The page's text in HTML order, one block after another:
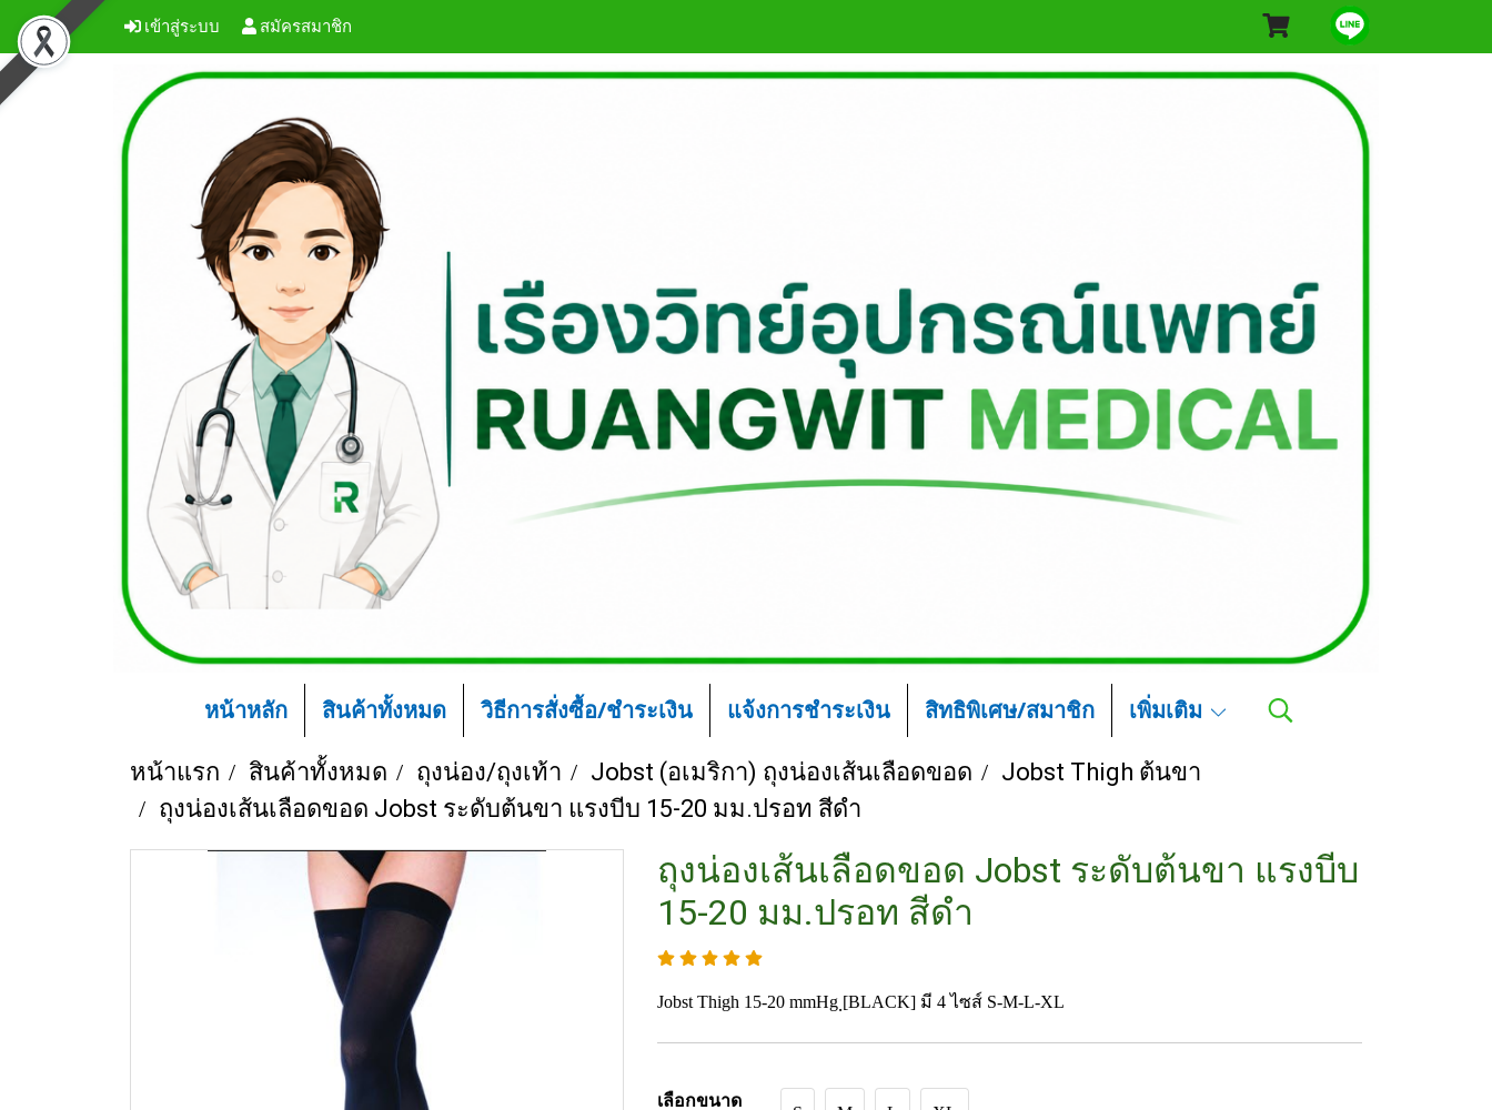
เข้าสู่ระบบ สมัครสมาชิก
หน้าหลัก สินค้าทั้งหมด วิธีการสั่งซื้อ/ชำระเงิน แจ้งการชำระเงิน สิทธิพิเศษ/สมาชิก เพิ่มเติม
หน้าแรก สินค้าทั้งหมด ถุงน่อง/ถุงเท้า Jobst (อเมริกา) ถุงน่องเส้นเลือดขอด
Jobst Thigh ต้นขา
ถุงน่องเส้นเลือดขอด Jobst ระดับต้นขา แรงบีบ 15-20 มม.ปรอท สีดำ
ถุงน่องเส้นเลือดขอด Jobst ระดับต้นขา แรงบีบ
15-20 มม.ปรอท สีดำ
Jobst Thigh 15-20 mmHg ฺ[BLACK] มี 4 ไซส์ S-M-L-XL
เลือกขนาด